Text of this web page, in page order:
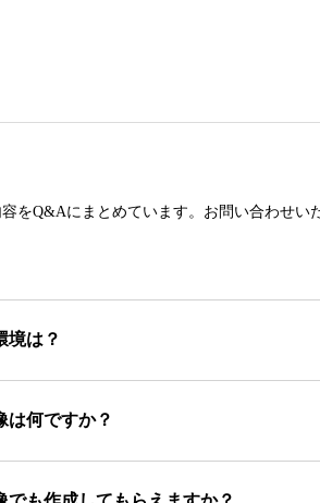
をQ&Aにまとめています。お問い合わせ
境は？
は何ですか？